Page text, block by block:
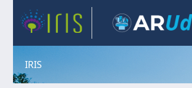
IRIS